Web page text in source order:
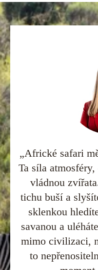
„Africké safari
Ta síla
vládnou
tichu buší a
sklenkou
savanou a
mimo civilizaci,
to